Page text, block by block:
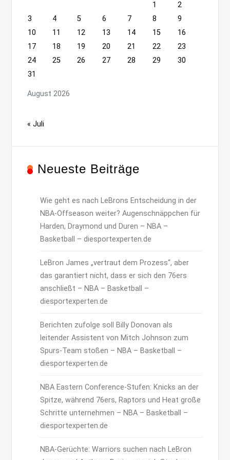
August 2026
1
2
3
4 5 6 7 8
9
10
11 12 13 14 15
16
17
18 19 20 21 22
23
24
25 26 27 28 29
30
31
« Juli
Neueste Beiträge
Wie geht es nach LeBrons Entscheidung in der
NBA-Offseason weiter? Augenschnäppchen für
Harden, Draymond und Duren – NBA –
Basketball – diesportexperten.de
LeBron James „vertraut dem Prozess“, aber
das garantiert nicht, dass er sich den 76ers
anschließt – NBA – Basketball –
diesportexperten.de
Berichten zufolge soll Billy Donovan als
leitender Assistent von Mitch Johnson zum
Spurs-Team stoßen – NBA – Basketball –
diesportexperten.de
NBA Eastern Conference-Stufen: Knicks an der
Spitze, während 76ers, Raptors und Heat große
Schritte unternehmen – NBA – Basketball –
diesportexperten.de
NBA-Gerüchte: Warriors suchen nach LeBron